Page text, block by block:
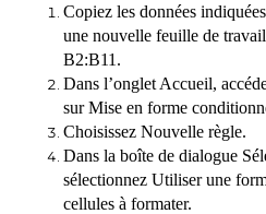
Copiez les données
une nouvelle feuille de
B2:B11.
Dans l’onglet Accueil,
sur Mise en forme
Choisissez Nouvelle règle.
Dans la boîte de dialogue
sélectionnez Utiliser une
cellules à formater.